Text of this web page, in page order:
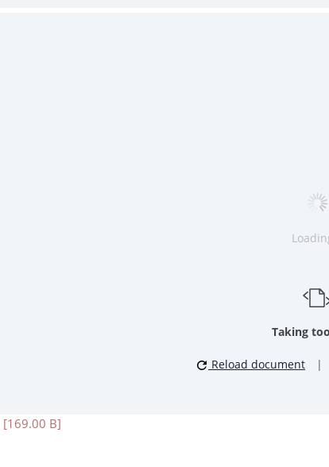
Taking
Reload document |
B]